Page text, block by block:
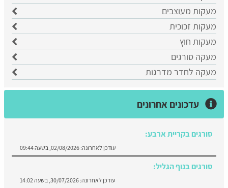
מעקות מעוצבים
מעקות זכוכית
מעקות חוץ
מעקה סורגים
מעקה לחדר מדרגות
עדכונים אחרונים
סורגים בקריית ארבע:
סורגים בנוף הגליל:
עודכן לאחרונה:30/07/2026, בשעה 14:02
מסגר במיתר:
עודכן לאחרונה: 26/07/2026, בשעה 10:28